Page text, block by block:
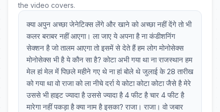
the video covers.
क्या अपुन अच्छा जेनेटिक्स लेंगे और खाने को अच्छा नहीं देंगे तो भी
कलर बराबर नहीं आएगा। ला जाए ये अपना है ना कंडीशनिंग
सेक्शन है जो तालम आएगा तो इसमें से देते हैं हम लोग मोनोसेक्स
मोनोसेक्स भी है ये कौन सा है? कोटा अभी गया था ना राजस्थान हम
मेल हां मेल में पिछले महीने गए थे ना हां बोले थे जुलाई के 28 तारीख
को गया था वो राजा को ला नीचे दर्रा ये कोटा कोटा कोटा जैसे है मेरे
उससे भी हाइट ज्यादा है उससे ज्यादा है 4 फीट है चार 4 फीट है
मारेगा नहीं पकड़ा है क्या नाम है इसका? राजा। राजा। वो जबार